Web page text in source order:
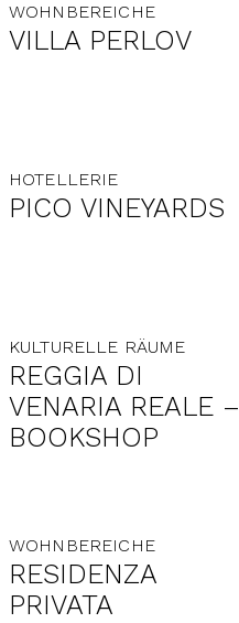
WOHNBEREICHE
VILLA PERLOV
HOTELLERIE
PICO VINEYARDS
KULTURELLE RÄUME
REGGIA DI
VENARIA REALE –
BOOKSHOP
WOHNBEREICHE
RESIDENZA
PRIVATA